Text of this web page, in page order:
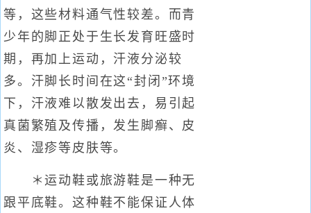
等，这些材料通气性较差。而青
少年的脚正处于生长发育旺盛时
期，再加上运动，汗液分泌较
多。汗脚长时间在这“封闭”环境
下，汗液难以散发出去，易引起
真菌繁殖及传播，发生脚癣、皮
炎、湿疹等皮肤等。
＊运动鞋或旅游鞋是一种无
跟平底鞋。这种鞋不能保证人体